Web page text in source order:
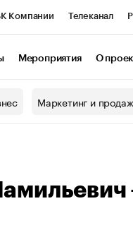
Компании Телеканал
Мероприятия О
Маркетинг и